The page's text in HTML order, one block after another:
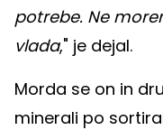
potrebe. Ne
vlada," je dejal.
Morda se on in
minerali po